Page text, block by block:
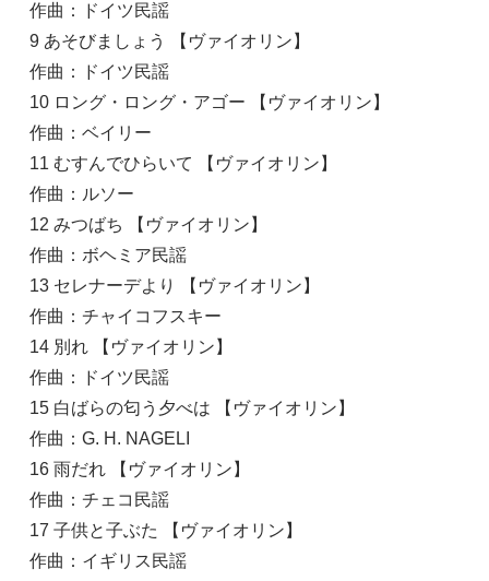
作曲：ドイツ民謡
9 あそびましょう 【ヴァイオリン】
作曲：ドイツ民謡
10 ロング・ロング・アゴー 【ヴァイオリン】
作曲：ベイリー
11 むすんでひらいて 【ヴァイオリン】
作曲：ルソー
12 みつばち 【ヴァイオリン】
作曲：ボヘミア民謡
13 セレナーデより 【ヴァイオリン】
作曲：チャイコフスキー
14 別れ 【ヴァイオリン】
作曲：ドイツ民謡
15 白ばらの匂う夕べは 【ヴァイオリン】
作曲：G. H. NAGELI
16 雨だれ 【ヴァイオリン】
作曲：チェコ民謡
17 子供と子ぶた 【ヴァイオリン】
作曲：イギリス民謡